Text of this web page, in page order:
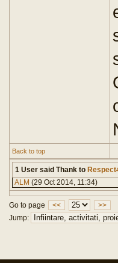
Back to top
1 User said Thank to
ALM (29 Oct 2014, 11:34)
Go to page <<
>>
Jump: